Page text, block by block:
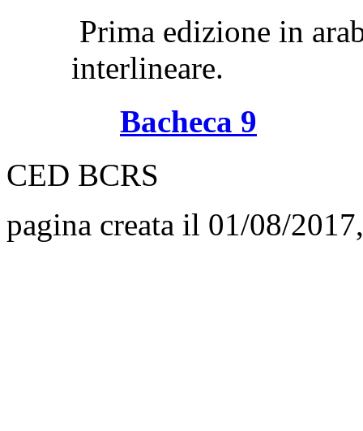
Prima edizione in
interlineare.
Bacheca 9
CED BCRS
pagina creata il 01/08/